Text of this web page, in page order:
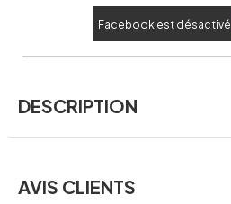
Facebook est désactivé.
DESCRIPTION
AVIS CLIENTS